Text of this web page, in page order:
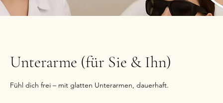
Unterarme (für Sie & Ihn)
Fühl dich frei – mit glatten Unterarmen, dauerhaft.